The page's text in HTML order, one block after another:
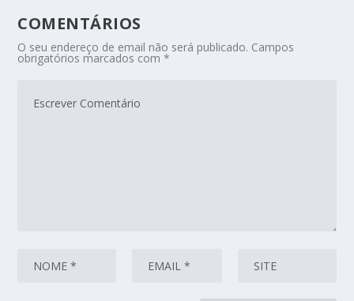
COMENTÁRIOS
O seu endereço de email não será publicado. Campos
obrigatórios marcados com*